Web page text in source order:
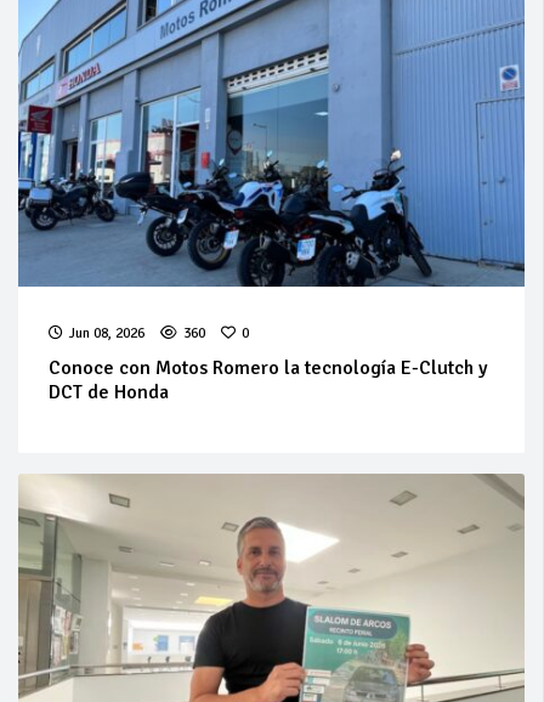
Jun 08, 2026 360 0
Conoce con Motos Romero la tecnología E-Clutch y
DCT de Honda